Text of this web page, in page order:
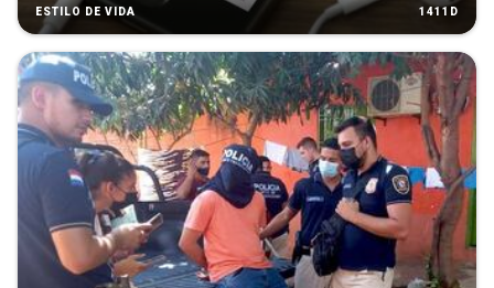
ESTILO DE VIDA 1411D